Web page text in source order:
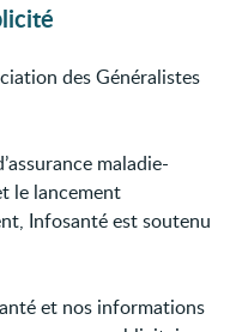
des Généralistes
maladie-
le lancement
Infosanté est soutenu
et nos informations